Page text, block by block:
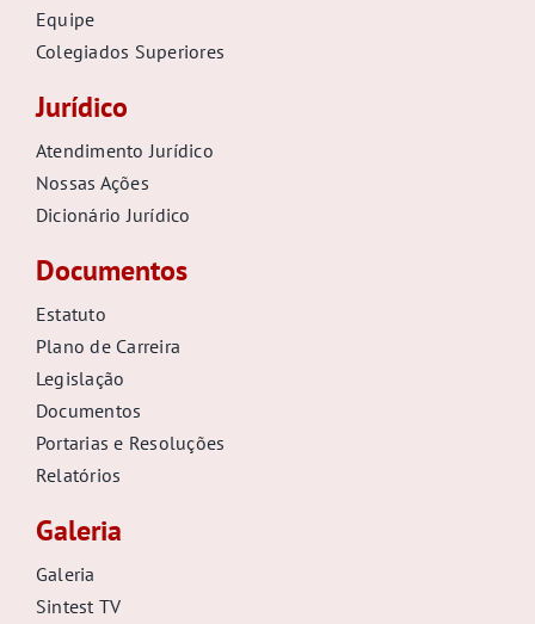
Equipe
Colegiados Superiores
Jurídico
Atendimento Jurídico
Nossas Ações
Dicionário Jurídico
Documentos
Estatuto
Plano de Carreira
Legislação
Documentos
Portarias e Resoluções
Relatórios
Galeria
Galeria
Sintest TV